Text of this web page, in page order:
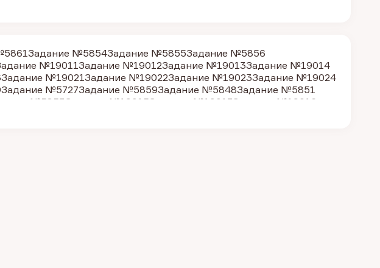
Задание №5854Задание №5855Задание №5856
№19011Задание №19012Задание №19013Задание №19014
Задание №19021Задание №19022Задание №19023Задание №19024
Задание №5727Задание №5859Задание №5848Задание №5851
№5853Задание №19015Задание №19017Задание №19016